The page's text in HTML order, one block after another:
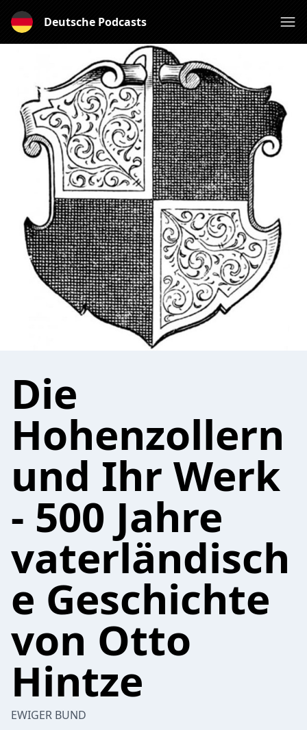
Deutsche Podcasts
Die
Hohenzollern
und Ihr Werk
- 500 Jahre
vaterländisch
e Geschichte
von Otto
Hintze
EWIGER BUND